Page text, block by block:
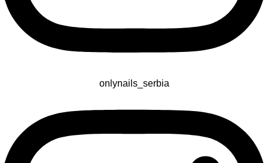
onlynails_serbia